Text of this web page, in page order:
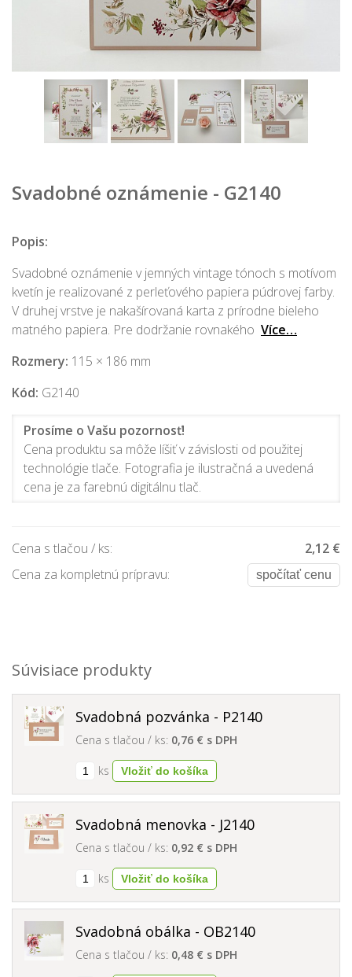
Svadobné oznámenie - G2140
Popis:
Svadobné oznámenie v jemných vintage tónoch s motívom
kvetín je realizované z perleťového papiera púdrovej farby.
V druhej vrstve je nakašírovaná karta z prírodne bieleho
matného papiera. Pre dodržanie rovnakého Více…
Rozmery: 115 × 186 mm
Kód: G2140
Prosíme o Vašu pozornosť!
Cena produktu sa môže líšiť v závislosti od použitej
technológie tlače. Fotografia je ilustračná a uvedená
cena je za farebnú digitálnu tlač.
Cena s tlačou / ks:
2,12 €
Cena za kompletnú prípravu:
spočítať cenu
Súvisiace produkty
Svadobná pozvánka - P2140
Cena s tlačou / ks: 0,76 € s DPH
ks
Svadobná menovka - J2140
Cena s tlačou / ks: 0,92 € s DPH
ks
Svadobná obálka - OB2140
Cena s tlačou / ks: 0,48 € s DPH